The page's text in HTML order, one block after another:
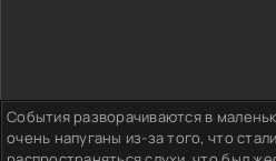
События разворачиваются в
очень напуганы из-за того, что